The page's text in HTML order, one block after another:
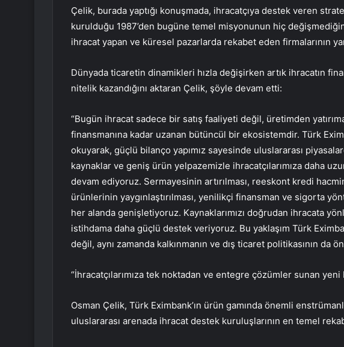
Çelik, burada yaptığı konuşmada, ihracatçıya destek veren
kurulduğu 1987’den bugüne temel misyonunun hiç
ihracat yapan ve küresel pazarlarda rekabet eden firmalarının
Dünyada ticaretin dinamikleri hızla değişirken artık ihracatın
nitelik kazandığını aktaran Çelik, şöyle devam etti:
“Bugün ihracat sadece bir satış faaliyeti değil, üretimden
finansmanına kadar uzanan bütüncül bir ekosistemdir. Türk
okuyarak, güçlü bilanço yapımız sayesinde uluslararası
kaynaklar ve geniş ürün yelpazemizle ihracatçılarımıza daha
devam ediyoruz. Sermayesinin artırılması, reeskont kredi
ürünlerinin yaygınlaştırılması, yenilikçi finansman ve sigorta
her alanda genişletiyoruz. Kaynaklarımızı doğrudan ihracata
istihdama daha güçlü destek veriyoruz. Bu yaklaşım Türk
değil, aynı zamanda kalkınmanın ve dış ticaret politikasının da
“İhracatçılarımıza tek noktadan ve entegre çözümler sunan yeni
Osman Çelik, Türk Eximbank’ın ürün gamında önemli
uluslararası arenada ihracat destek kuruluşlarının en temel